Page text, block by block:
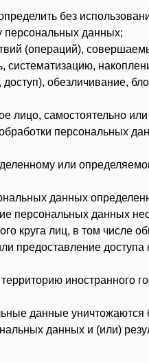
без
персональных данных;
(операций),
обезличивание,
лицо, самостоятельно
персональных
или
данных
персональных данных
круга лиц, в том числе
предоставление
иностранного
данные
данных и (или)